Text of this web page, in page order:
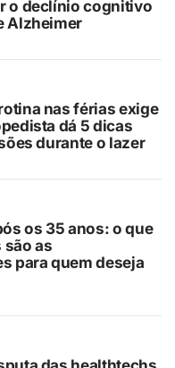
o declínio cognitivo
Alzheimer
nas férias exige
dá 5 dicas
durante o lazer
os 35 anos: o que
são as
para quem deseja